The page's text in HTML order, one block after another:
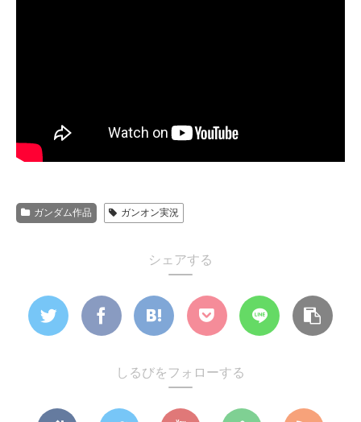
ガンダム作品 ガンオン実況
シェアする
しるびをフォローする